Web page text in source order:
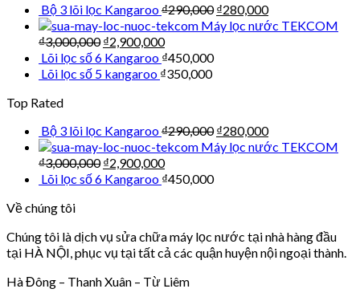
Bộ 3 lõi lọc Kangaroo₫290,000 ₫280,000
Máy lọc nước TEKCOM
₫3,000,000 ₫2,900,000
Lõi lọc số 6 Kangaroo ₫450,000
Lõi lọc số 5 kangaroo ₫350,000
Top Rated
Bộ 3 lõi lọc Kangaroo₫290,000 ₫280,000
Máy lọc nước TEKCOM
₫3,000,000 ₫2,900,000
Lõi lọc số 6 Kangaroo ₫450,000
Về chúng tôi
Chúng tôi là dịch vụ sửa chữa máy lọc nước tại nhà hàng đầu
tại HÀ NỘI, phục vụ tại tất cả các quận huyện nội ngoại thành.
Hà Đông – Thanh Xuân – Từ Liêm